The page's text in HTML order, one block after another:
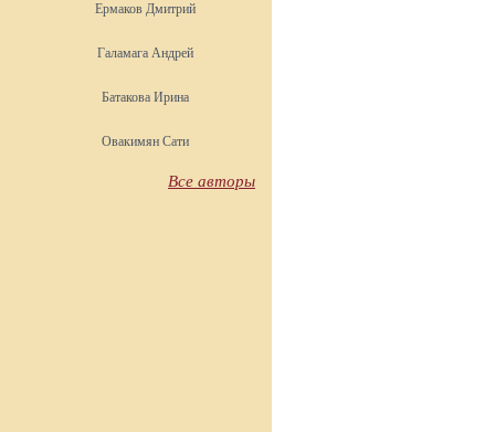
Ермаков Дмитрий
Галамага Андрей
Батакова Ирина
Овакимян Сати
Все авторы